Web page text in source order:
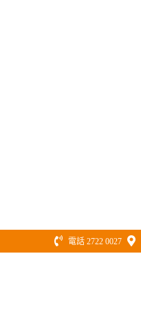
電話 2722 0027